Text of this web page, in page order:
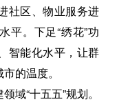
社区、物业服务进
平。下足“绣花”功
智能化水平，让群
的温度。
域“十五五”规划。